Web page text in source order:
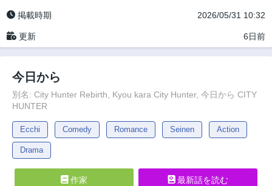
掲載時期 2026/05/31 10:32
更新 6日前
今日から
別名: City Hunter Rebirth, Kyou kara City Hunter, 今日から CITY
HUNTER
Ecchi Comedy Romance Seinen Action
Drama
作家 最新話を読む